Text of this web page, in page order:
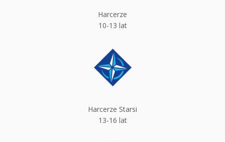
Harcerze
10-13 lat
Harcerze Starsi
13-16 lat